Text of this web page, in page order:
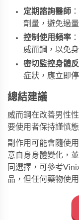
定期諮詢醫師
劑量，避免過
控制使用頻率
威而鋼，以免
密切監控身體
症狀，應立即
總結建議
威而鋼在改善男性
要使用者保持謹慎
副作用可能會隨使
意自身身體變化，
同選擇，可參考
品，但任何藥物使